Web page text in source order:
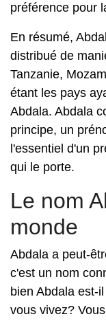
préférence pour
En résumé,
distribué de
Tanzanie,
étant les pays
Abdala. Abdala
principe, un
l'essentiel d'un
qui le porte.
Le nom
monde
Abdala a peut-
c'est un nom
bien Abdala est-
vous vivez?